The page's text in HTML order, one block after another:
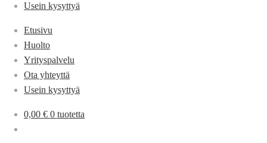
Usein kysyttyä
Etusivu
Huolto
Yrityspalvelu
Ota yhteyttä
Usein kysyttyä
0,00 € 0 tuotetta